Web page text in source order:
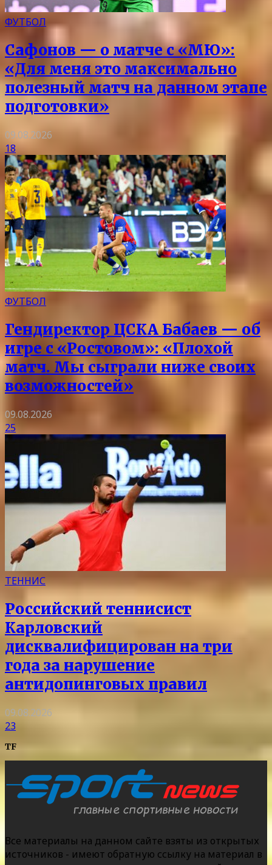
ФУТБОЛ
Сафонов — о матче с «МЮ»:
«Для меня это максимально
полезный матч на данном этапе
подготовки»
09.08.2026
18
ФУТБОЛ
Гендиректор ЦСКА Бабаев — об
игре с «Ростовом»: «Плохой
матч. Мы сыграли ниже своих
возможностей»
09.08.2026
25
ТЕННИС
Российский теннисист
Карловский
дисквалифицирован на три
года за нарушение
антидопинговых правил
09.08.2026
23
TF
Все материалы на данном сайте взяты из открытых
источников - имеют обратную ссылку на материал в